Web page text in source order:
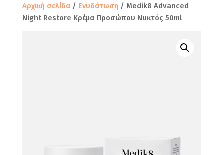
Αρχική σελίδα/ Ενυδάτωση / Medik8 Advanced
Night Restore Κρέμα Προσώπου Νυκτός 50ml